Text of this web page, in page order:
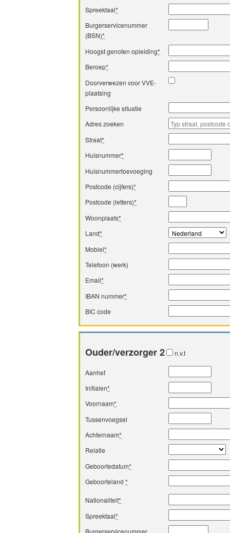
Spreektaal*
Burgerservicenummer
(BSN)*
Hoogst genoten opleiding*
Beroep*
Doorverwezen voor VVE-
plaatsing
Persoonlijke situatie
Adres zoeken
Straat*
Huisnummer*
Huisnummertoevoeging
Postcode (cijfers)*
Postcode (letters)*
Woonplaats*
Land*
Mobiel*
Telefoon (werk)
Email*
IBAN nummer*
BIC code
Ouder/verzorger 2 n.v.t
Aanhef
Initialen*
Voornaam*
Tussenvoegsel
Achternaam*
Relatie
Geboortedatum*
Geboorteland*
Nationaliteit*
Spreektaal*
Burgerservicenummer